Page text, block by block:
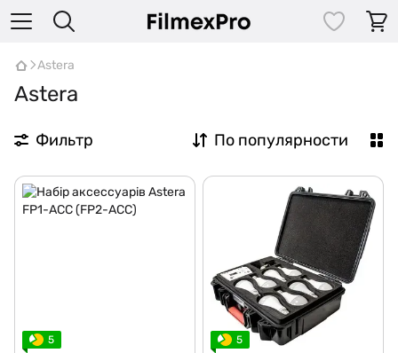
Astera
Astera
Фильтр По популярности
5 5